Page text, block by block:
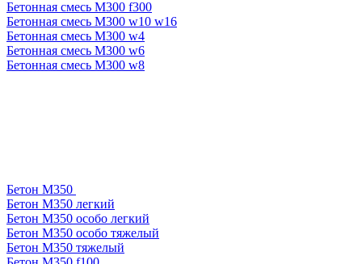
Бетонная смесь М300 f300
Бетонная смесь М300 w10 w16
Бетонная смесь М300 w4
Бетонная смесь М300 w6
Бетонная смесь М300 w8
Бетон М350
Бетон М350 легкий
Бетон М350 особо легкий
Бетон М350 особо тяжелый
Бетон М350 тяжелый